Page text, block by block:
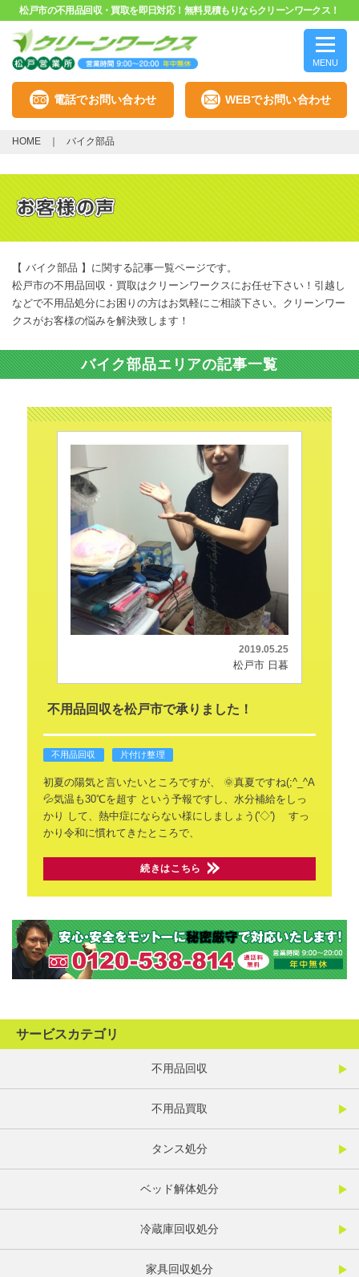
松戸市の不用品回収・買取を即日対応！無料見積もりならクリーンワークス！
MENU
電話でお問い合わせ WEBでお問い合わせ
HOME バイク部品
【 バイク部品 】に関する記事一覧ページです。
松戸市の不用品回収・買取はクリーンワークスにお任せ下さい！引越し
などで不用品処分にお困りの方はお気軽にご相談下さい。クリーンワー
クスがお客様の悩みを解決致します！
バイク部品エリアの記事一覧
2019.05.25
松戸市 日暮
不用品回収を松戸市で承りました！
不用品回収 片付け整理
初夏の陽気と言いたいところですが、
🌞真夏ですね(;^_^A
💦気温も30℃を超す という予報ですし、水分補給をしっ
かり して、熱中症にならない様にしましょう('◇')ゞ
すっ
かり令和に慣れてきたところで、
続きはこちら
サービスカテゴリ
不用品回収
不用品買取
タンス処分
ベッド解体処分
冷蔵庫回収処分
家具回収処分